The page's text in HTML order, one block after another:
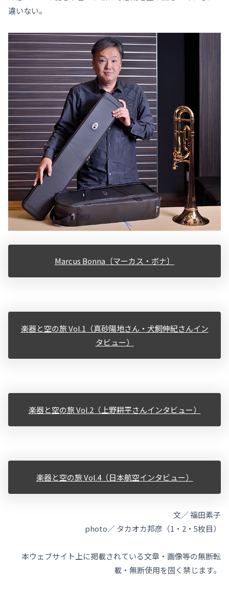
違いない。
Marcus Bonna〔マーカス・ボナ〕
楽器と空の旅 Vol.1（真砂陽地さん・犬飼伸紀さんイン
タビュー）
楽器と空の旅 Vol.2（上野耕平さんインタビュー）
楽器と空の旅 Vol.4（日本航空インタビュー）
文／ 福田素子
photo／ タカオカ邦彦（1・2・5枚目）
本ウェブサイト上に掲載されている文章・画像等の無断転
載・無断使用を固く禁じます。